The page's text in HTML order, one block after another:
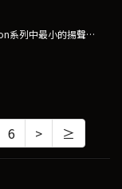
F500SP 結構緊湊，是英國製造的Special Production系列中最小的揚聲器。*鋼琴烤漆(胡桃木)$79,000
6 > ≥